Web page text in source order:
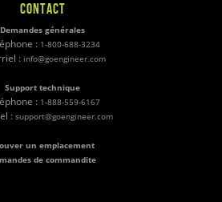
CONTACT
Demandes générales
: 1-800-688-3234
: info@goengineer.com
Support technique
: 1-888-559-6167
: support@goengineer.com
un emplacement
de commandite